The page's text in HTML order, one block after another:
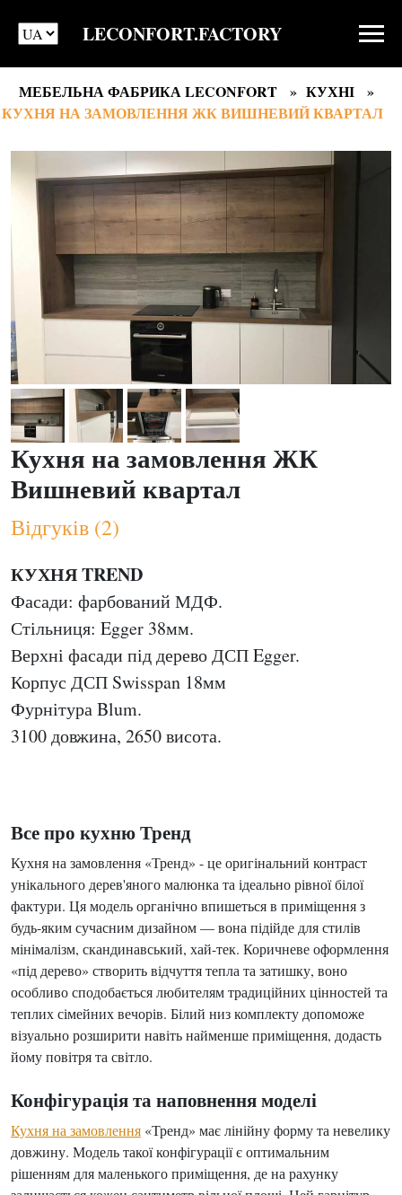
LECONFORT.FACTORY
МЕБЕЛЬНА ФАБРИКА LECONFORT
КУХНІ
КУХНЯ НА ЗАМОВЛЕННЯ ЖК ВИШНЕВИЙ КВАРТАЛ
Кухня на замовлення ЖК
Вишневий квартал
Відгуків (2)
КУХНЯ TREND
Фасади: фарбований МДФ.
Стільниця: Egger 38мм.
Верхні фасади під дерево ДСП Egger.
Корпус ДСП Swisspan 18мм
Фурнітура Blum.
3100 довжина, 2650 висота.
Все про кухню Тренд
Кухня на замовлення «Тренд» - це оригінальний контраст
унікального дерев'яного малюнка та ідеально рівної білої
фактури. Ця модель органічно впишеться в приміщення з
будь-яким сучасним дизайном — вона підійде для стилів
мінімалізм, скандинавський, хай-тек. Коричневе оформлення
«під дерево» створить відчуття тепла та затишку, воно
особливо сподобається любителям традиційних цінностей та
теплих сімейних вечорів. Білий низ комплекту допоможе
візуально розширити навіть найменше приміщення, додасть
йому повітря та світло.
Конфігурація та наповнення моделі
Кухня на замовлення «Тренд» має лінійну форму та невелику
довжину. Модель такої конфігурації є оптимальним
рішенням для маленького приміщення, де на рахунку